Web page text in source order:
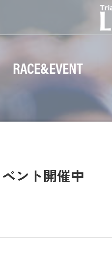
RACE&EVENT
ント開催中